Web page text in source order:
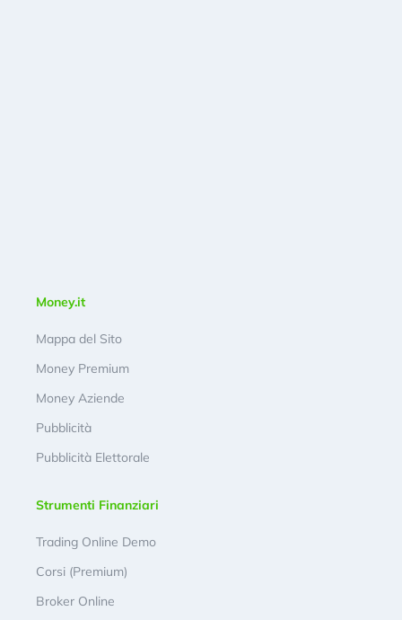
Money.it
Mappa del Sito
Money Premium
Money Aziende
Pubblicità
Pubblicità Elettorale
Strumenti Finanziari
Trading Online Demo
Corsi (Premium)
Broker Online